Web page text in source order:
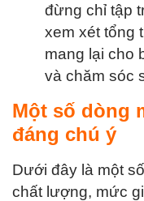
đừng chỉ tập
xem xét tổng
mang lại cho
và chăm sóc
Một số dòng
đáng chú ý
Dưới đây là một
chất lượng, mức